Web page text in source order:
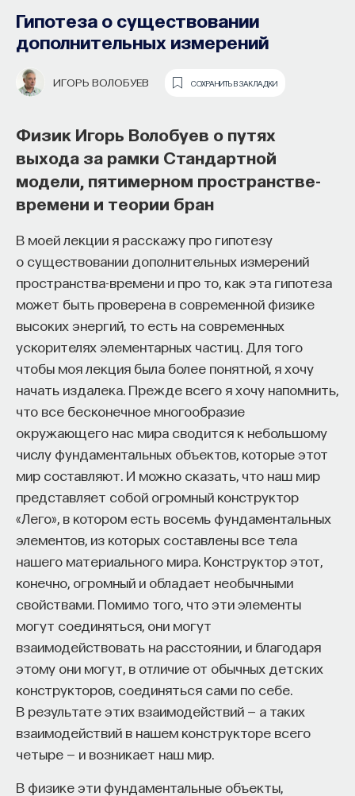
Гипотеза о существовании
дополнительных измерений
ИГОРЬ ВОЛОБУЕВ СОХРАНИТЬ В ЗАКЛАДКИ
Физик Игорь Волобуев о путях
выхода за рамки Стандартной
модели, пятимерном пространстве-
времени и теории бран
В моей лекции я расскажу про гипотезу
о существовании дополнительных измерений
пространства-времени и про то, как эта гипотеза
может быть проверена в современной физике
высоких энергий, то есть на современных
ускорителях элементарных частиц. Для того
чтобы моя лекция была более понятной, я хочу
начать издалека. Прежде всего я хочу напомнить,
что все бесконечное многообразие
окружающего нас мира сводится к небольшому
числу фундаментальных объектов, которые этот
мир составляют. И можно сказать, что наш мир
представляет собой огромный конструктор
«Лего», в котором есть восемь фундаментальных
элементов, из которых составлены все тела
нашего материального мира. Конструктор этот,
конечно, огромный и обладает необычными
свойствами. Помимо того, что эти элементы
могут соединяться, они могут
взаимодействовать на расстоянии, и благодаря
этому они могут, в отличие от обычных детских
конструкторов, соединяться сами по себе.
В результате этих взаимодействий — а таких
взаимодействий в нашем конструкторе всего
четыре — и возникает наш мир.
В физике эти фундаментальные объекты,
Почти треть жизни мы тратим на сон,
но как он работает и можно ли его
приручить?
Как устроен самый важный и таинственный
процесс в организме? Какую роль играет
состояние сна для жизни человека? Что
происходит с нами, пока мы спим: какие циклы
мы проходим, какие механизмы задействованы?
Что нужно сделать, чтобы за ночь наши ресурсы
восполнялись и мы просыпались отдохнувшими.
Ответы на эти и другие вопросы можно найти,
записавшисьна курс «Наука сна: как управлять
своим сном».
Пройдя этот курс, вы научитесь:
— Лучше понимать, что происходит с нами
во сне
— Заботиться о качестве своего сна
— Определять, какими способами можно
улучшить свой сон
— Использовать когнитивно-поведенческую
терапию и другие подходы при нарушениях
Автор курса: Михаил Полуэктов— врач-
сомнолог, доцент кафедры нервных
болезней и нейрохирургии Первого МГМУ
Профессор Грацского университета
имени Карла и Франца Томас Шмикль
о роевом интеллекте, машинах,
«общающихся» с живыми
организмами, и самоорганизации
роботов
ВArtificial Life Lab ("Лаборатории искусственной
жизни") вKarl-Franzens University of Graz
мы в основном занимаемся биотехнологическими
роевыми алгоритмами и робототехникой. Для
этой цели мы наблюдаем за естественными
живыми организмами в лаборатории, а также
анализируем уже имеющиеся знания
об их поведении и выражаем суть этого
поведения в алгоритмах, которые затем
вкладываем в роботов. Разумеется,
мы обращаем особенное внимание на самые
интересные примеры роевого интеллекта
в животном мире.
Например, алгоритм BEECLUST был сделан нами
на основе информации о поведении молодых пчел
в сложных температурных условиях. Это
коллективное поведение позволяет пчелам
всегда находить место с наиболее подходящей
им температурой (глобальный оптимум) среди